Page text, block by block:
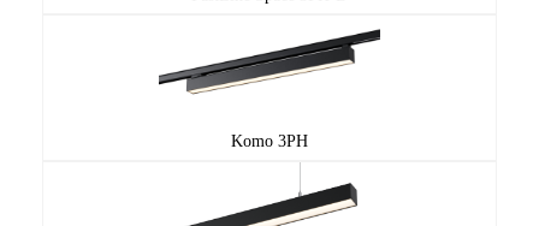
Komo 3PH